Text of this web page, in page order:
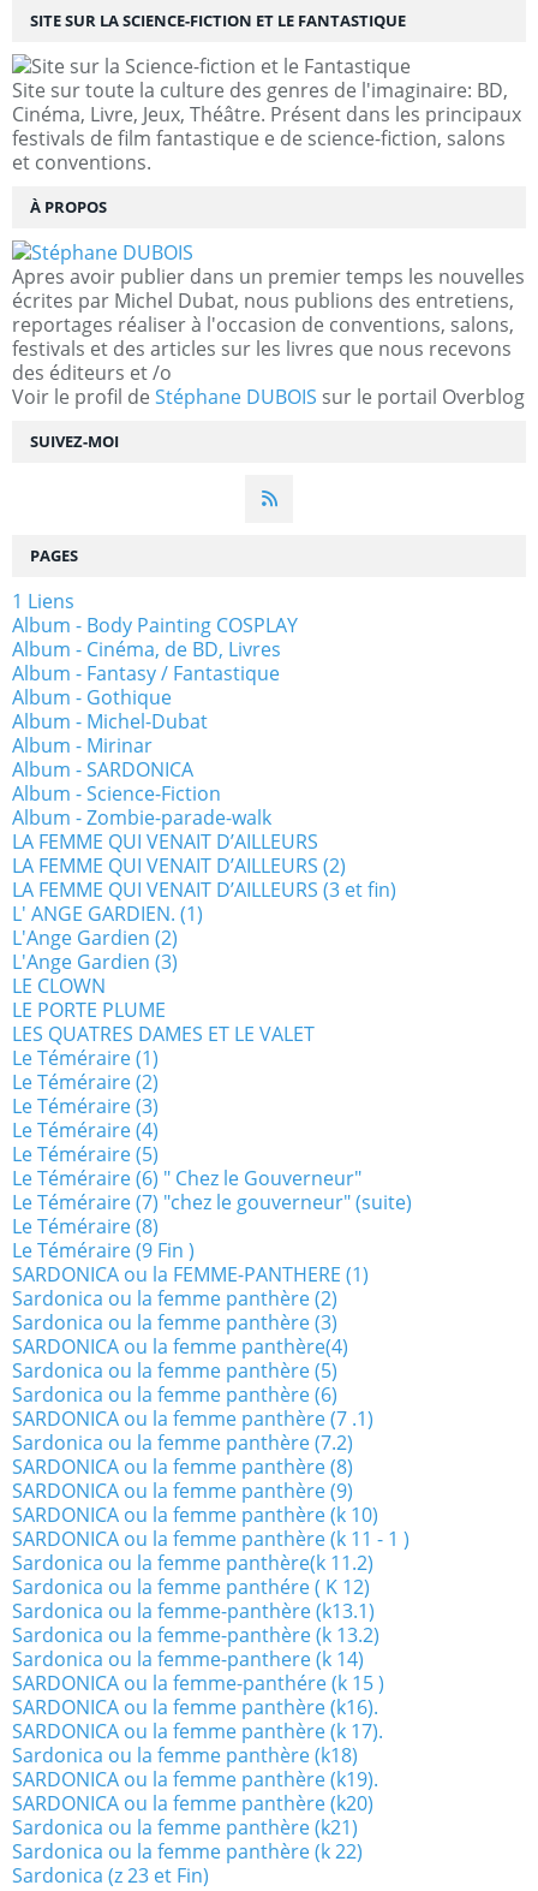
SUIVEZ-MOI
SITE SUR LA SCIENCE-FICTION ET LE FANTASTIQUE
Site sur toute la culture des genres de l'imaginaire: BD,
Cinéma, Livre, Jeux, Théâtre. Présent dans les principaux
festivals de film fantastique e de science-fiction, salons
et conventions.
À PROPOS
Apres avoir publier dans un premier temps les nouvelles
écrites par Michel Dubat, nous publions des entretiens,
reportages réaliser à l'occasion de conventions, salons,
festivals et des articles sur les livres que nous recevons
des éditeurs et /o
Voir le profil de Stéphane DUBOIS sur le portail Overblog
PAGES
1 Liens
Album - Body Painting COSPLAY
Album - Cinéma, de BD, Livres
Album - Fantasy / Fantastique
Album - Gothique
Album - Michel-Dubat
Album - Mirinar
Album - SARDONICA
Album - Science-Fiction
Album - Zombie-parade-walk
LA FEMME QUI VENAIT D’AILLEURS
LA FEMME QUI VENAIT D’AILLEURS (2)
LA FEMME QUI VENAIT D’AILLEURS (3 et fin)
L' ANGE GARDIEN. (1)
L'Ange Gardien (2)
L'Ange Gardien (3)
LE CLOWN
LE PORTE PLUME
LES QUATRES DAMES ET LE VALET
Le Téméraire (1)
Le Téméraire (2)
Le Téméraire (3)
Le Téméraire (4)
Le Téméraire (5)
Le Téméraire (6) " Chez le Gouverneur"
Le Téméraire (7) "chez le gouverneur" (suite)
Le Téméraire (8)
Le Téméraire (9 Fin )
SARDONICA ou la FEMME-PANTHERE (1)
Sardonica ou la femme panthère (2)
Sardonica ou la femme panthère (3)
SARDONICA ou la femme panthère(4)
Sardonica ou la femme panthère (5)
Sardonica ou la femme panthère (6)
SARDONICA ou la femme panthère (7 .1)
Sardonica ou la femme panthère (7.2)
SARDONICA ou la femme panthère (8)
SARDONICA ou la femme panthère (9)
SARDONICA ou la femme panthère (k 10)
SARDONICA ou la femme panthère (k 11 - 1 )
Sardonica ou la femme panthère(k 11.2)
Sardonica ou la femme panthére ( K 12)
Sardonica ou la femme-panthère (k13.1)
Sardonica ou la femme-panthère (k 13.2)
Sardonica ou la femme-panthere (k 14)
SARDONICA ou la femme-panthére (k 15 )
SARDONICA ou la femme panthère (k16).
SARDONICA ou la femme panthère (k 17).
Sardonica ou la femme panthère (k18)
SARDONICA ou la femme panthère (k19).
SARDONICA ou la femme panthère (k20)
Sardonica ou la femme panthère (k21)
Sardonica ou la femme panthère (k 22)
Sardonica (z 23 et Fin)